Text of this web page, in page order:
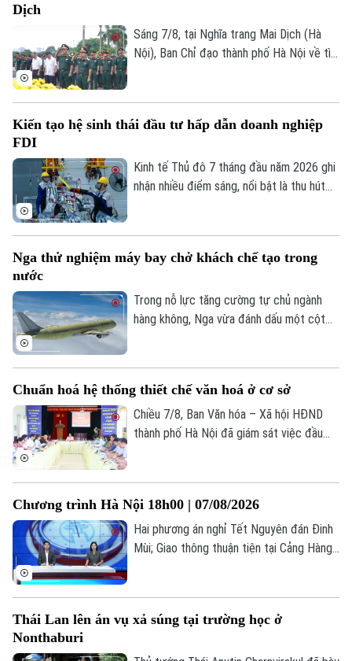
Chuyên mục
Thời sự
Chính trị
Xã hội
An ninh trật tự
Công nghệ
Người Hà Nội
Khoảnh khắc Hà Nội
Ẩm thực
Thế giới
Tin tức
Quân sự
Hồ sơ
Người Việt 4 phương
Kinh tế
Cafe sáng
Tài chính Ngân hàng
Doanh nghiệp
Tin tức
Đầu tư
Đất đai
Kinh nghiệm
Tàu và Xe
Ô tô
Tàu
Xe máy
Thị trường
Giáo dục
Tin tức
Tuyển sinh
Hướng nghiệp
Văn hóa
Tin tức
Di tích
Sức khỏe
Y tế
Dinh dưỡng
Bóng đá
Dịch
Sáng 7/8, tại Nghĩa trang Mai Dịch (Hà
Nội), Ban Chỉ đạo thành phố Hà Nội về tìm
khai công tác lấy mẫu hài cốt liệt sĩ chưa
định ADN.
Kiến tạo hệ sinh thái đầu tư hấp dẫn doanh nghiệp
FDI
Kinh tế Thủ đô 7 tháng đầu năm 2026 ghi
nhận nhiều điểm sáng, nổi bật là thu hút
tiên công nghệ cao, đổi mới sáng tạo,
dụng nhiều đất và lao động.
Nga thử nghiệm máy bay chở khách chế tạo trong
nước
Trong nỗ lực tăng cường tự chủ ngành
hàng không, Nga vừa đánh dấu một cột
đầu tiên.
Chuẩn hoá hệ thống thiết chế văn hoá ở cơ sở
Chiều 7/8, Ban Văn hóa – Xã hội HĐND
thành phố Hà Nội đã giám sát việc đầu
Chương trình Hà Nội 18h00 | 07/08/2026
Hai phương án nghỉ Tết Nguyên đán Đinh
Mùi; Giao thông thuận tiện tại Cảng Hàng
nay.
Thái Lan lên án vụ xả súng tại trường học ở
Nonthaburi